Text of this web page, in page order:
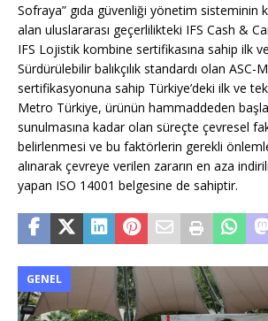
Sofraya” gıda güvenliği yönetim sisteminin
alan uluslararası geçerlilikteki IFS Cash &
IFS Lojistik kombine sertifikasına sahip ilk
Sürdürülebilir balıkçılık standardı olan ASC-
sertifikasyonuna sahip Türkiye’deki ilk ve
Metro Türkiye, ürünün hammaddeden
sunulmasına kadar olan süreçte çevresel
belirlenmesi ve bu faktörlerin gerekli
alınarak çevreye verilen zararın en aza
yapan ISO 14001 belgesine de sahiptir.
GENEL